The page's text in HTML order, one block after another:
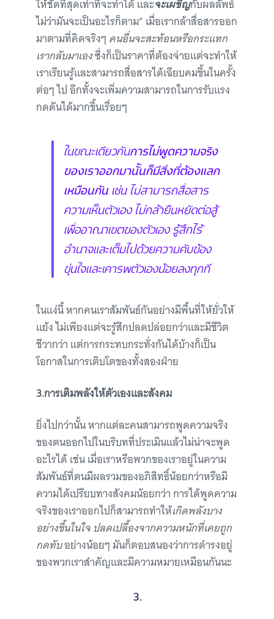
ให้ชัดที่สุดเท่าที่จะทำได้ และจะเผชิญกับผลลัพธ์
ไม่ว่ามันจะเป็นอะไรก็ตาม” เมื่อเรากล้าสื่อสารออก
มาตามที่คิดจริงๆ คนอื่นจะสะท้อนหรือกระแทก
เรากลับมาเองซึ่งก็เป็นราคาที่ต้องจ่ายแต่จะทำให้
เราเรียนรู้และสามารถสื่อสารได้เฉียบคมขึ้นในครั้ง
ต่อๆ ไป อีกทั้งจะเพิ่มความสามารถในการรับแรง
กดดันได้มากขึ้นเรื่อยๆ
ในขณะเดียวกันการไม่พูดความจริง
ของเราออกมานั้นก็มีสิ่งที่ต้องแลก
เหมือนกันเช่น ไม่สามารถสื่อสาร
ความเห็นตัวเอง ไม่กล้ายืนหยัดต่อสู้
เพื่ออาณาเขตของตัวเอง รู้สึกไร้
อำนาจและเต็มไปด้วยความคับข้อง
ขุ่นใจและเคารพตัวเองน้อยลงทุกที
ในแง่นี้ หากคนเราสัมพันธ์กันอย่างมีพื้นที่ให้ยั่วให้
แย้ง ไม่เพียงแต่จะรู้สึกปลดปล่อยกว่าและมีชีวิต
ชีวากว่า แต่การกระทบกระทั่งกันได้บ้างก็เป็น
โอกาสในการเติบโตของทั้งสองฝ่าย
3.การเติมพลังให้ตัวเองและสังคม
ยิ่งไปกว่านั้น หากแต่ละคนสามารถพูดความจริง
ของตนออกไปในบริบทที่ประเมินแล้วไม่น่าจะพูด
อะไรได้ เช่น เมื่อเราหรือพวกของเราอยู่ในความ
สัมพันธ์ที่ตนมีผลรวมของอภิสิทธิ์น้อยกว่าหรือมี
ความได้เปรียบทางสังคมน้อยกว่า การได้พูดความ
จริงของเราออกไปก็สามารถทำให้เกิดพลังบาง
อย่างขึ้นในใจ ปลดเปลื้องจากความหนักที่เคยถูก
กดทับอย่างน้อยๆ มันก็ตอบสนองว่าการดำรงอยู่
ของพวกเราสำคัญและมีความหมายเหมือนกันนะ
3.